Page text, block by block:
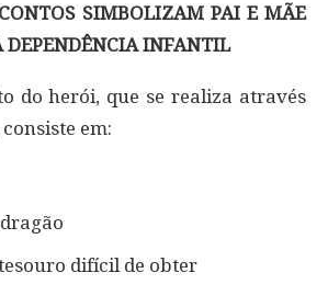
SIMBOLIZAM PAI E MÃE
DEPENDÊNCIA INFANTIL
do herói, que se realiza através
em:
difícil de obter